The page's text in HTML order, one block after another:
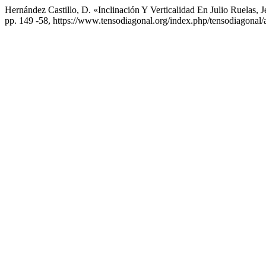
Hernández Castillo, D. «Inclinación Y Verticalidad En Julio Ruelas,
pp. 149 -58, https://www.tensodiagonal.org/index.php/